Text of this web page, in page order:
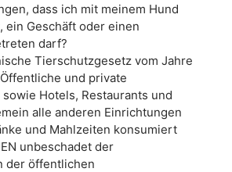
dass ich mit meinem Hund
ein Geschäft oder einen
darf?
Tierschutzgesetz vom Jahre
und private
Hotels, Restaurants und
alle anderen Einrichtungen
und Mahlzeiten konsumiert
unbeschadet der
der öffentlichen